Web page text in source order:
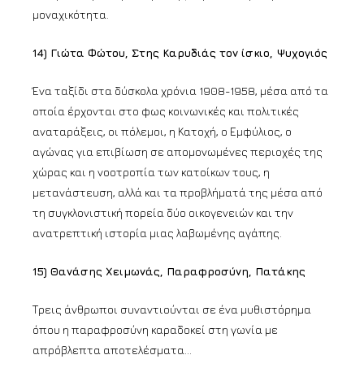
μοναχικότητα.
14) Γιώτα Φώτου, Στης Καρυδιάς τον ίσκιο, Ψυχογιός
Ένα ταξίδι στα δύσκολα χρόνια 1908-1958, μέσα από τα
οποία έρχονται στο φως κοινωνικές και πολιτικές
αναταράξεις, οι πόλεμοι, η Κατοχή, ο Εμφύλιος, ο
αγώνας για επιβίωση σε απομονωμένες περιοχές της
χώρας και η νοοτροπία των κατοίκων τους, η
μετανάστευση, αλλά και τα προβλήματά της μέσα από
τη συγκλονιστική πορεία δύο οικογενειών και την
ανατρεπτική ιστορία μιας λαβωμένης αγάπης.
15) Θανάσης Χειμωνάς, Παραφροσύνη, Πατάκης
Τρεις άνθρωποι συναντιούνται σε ένα μυθιστόρημα
όπου η παραφροσύνη καραδοκεί στη γωνία με
απρόβλεπτα αποτελέσματα…